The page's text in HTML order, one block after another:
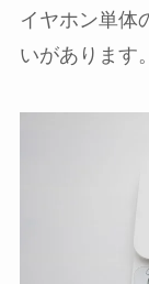
イヤホン単体
いがあります。